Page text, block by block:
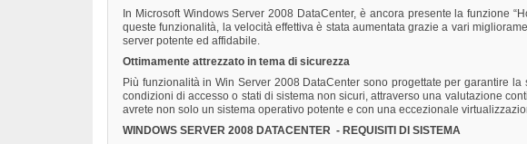
In Microsoft Windows Server 2008 DataCenter, è ancora presente la funzione
queste funzionalità, la velocità effettiva è stata aumentata grazie a vari
server potente ed affidabile.
Ottimamente attrezzato in tema di sicurezza
Più funzionalità in Win Server 2008 DataCenter sono progettate per garantire
condizioni di accesso o stati di sistema non sicuri, attraverso una valutazione
avrete non solo un sistema operativo potente e con una eccezionale
WINDOWS SERVER 2008 DATACENTER - REQUISITI DI SISTEMA